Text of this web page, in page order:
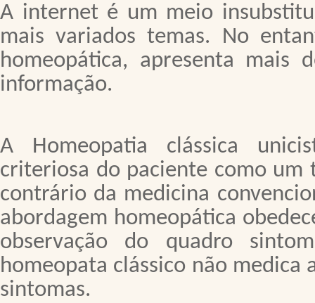
A internet é um meio
mais variados temas. No
homeopática, apresenta mais
informação.
A Homeopatia clássica
criteriosa do paciente como um
contrário da medicina
abordagem homeopática
observação do quadro
homeopata clássico não
sintomas.